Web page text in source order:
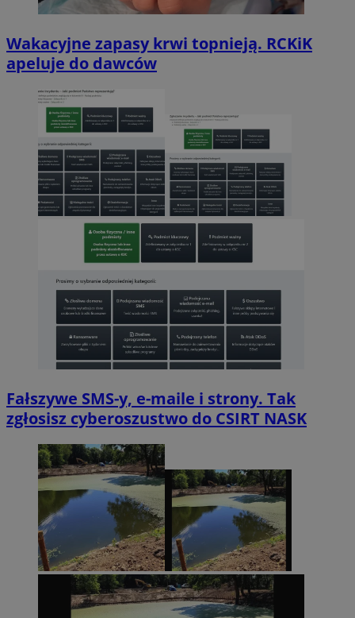
Wakacyjne zapasy krwi topnieją. RCKiK
apeluje do dawców
Fałszywe SMS-y, e-maile i strony. Tak
zgłosisz cyberoszustwo do CSIRT NASK